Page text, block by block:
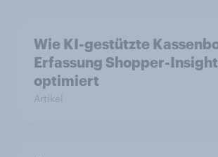
Wie KI-gestützte
Erfassung Shopper-
optimiert
Artikel